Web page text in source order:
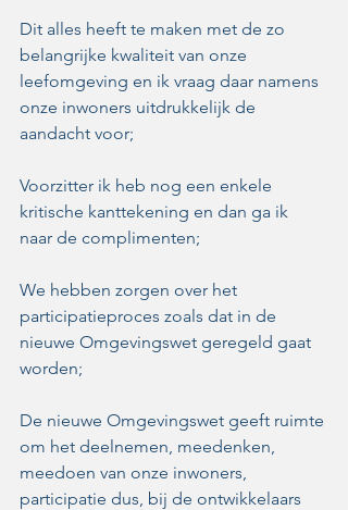
Dit alles heeft te maken met de zo
belangrijke kwaliteit van onze
leefomgeving en ik vraag daar namens
onze inwoners uitdrukkelijk de
aandacht voor;
Voorzitter ik heb nog een enkele
kritische kanttekening en dan ga ik
naar de complimenten;
We hebben zorgen over het
participatieproces zoals dat in de
nieuwe Omgevingswet geregeld gaat
worden;
De nieuwe Omgevingswet geeft ruimte
om het deelnemen, meedenken,
meedoen van onze inwoners,
participatie dus, bij de ontwikkelaars